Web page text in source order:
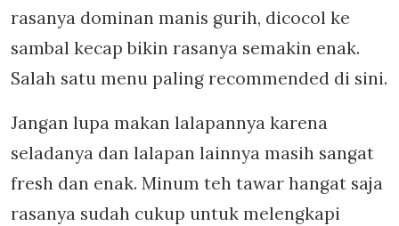
rasanya dominan manis gurih, dicocol ke
sambal kecap bikin rasanya semakin enak.
Salah satu menu paling recommended di sini.
Jangan lupa makan lalapannya karena
seladanya dan lalapan lainnya masih sangat
fresh dan enak. Minum teh tawar hangat saja
rasanya sudah cukup untuk melengkapi